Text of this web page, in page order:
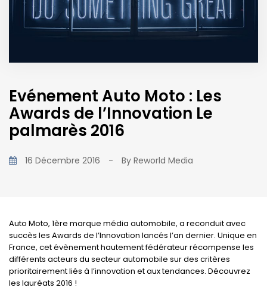
Evénement Auto Moto : Les
Awards de l’Innovation Le
palmarès 2016
16 Décembre 2016 - By Reworld Media
Auto Moto, 1ère marque média automobile, a reconduit avec
succès les Awards de l’Innovation lancés l’an dernier. Unique en
France, cet évènement hautement fédérateur récompense les
différents acteurs du secteur automobile sur des critères
prioritairement liés à l’innovation et aux tendances. Découvrez
les lauréats 2016 !